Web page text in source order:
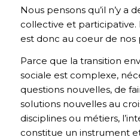
Nous pensons qu’il n’y a
collective et participative.
est donc au coeur de nos
Parce que la transition
sociale est complexe,
questions nouvelles, de
solutions nouvelles au
disciplines ou métiers,
constitue un instrument